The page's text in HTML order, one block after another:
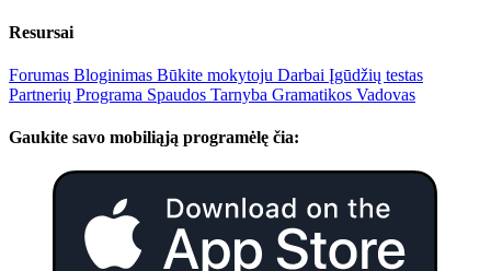
Resursai
Forumas Bloginimas Būkite mokytoju Darbai Įgūdžių testas
Partnerių Programa Spaudos Tarnyba Gramatikos Vadovas
Gaukite savo mobiliąją programėlę čia: